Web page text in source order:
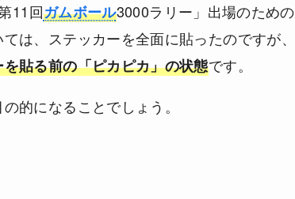
11回ガムボール3000ラリー」出場のための
は、ステッカーを全面に貼ったのですが、
貼る前の「ピカピカ」の状態です。
的になることでしょう。